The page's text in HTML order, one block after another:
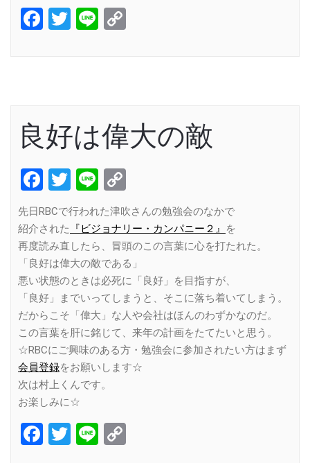
Facebook
Twitter
Line
良好は偉大の敵
Facebook
Twitter
Line
Link
先日RBCで行われた津吹さんの勉強会のなかで
紹介された
『ビジョナリー・カンパニー２』
を
再度読み直したら、冒頭のこの言葉に心を打たれた。
「良好は偉大の敵である」
悪い状態のときは必死に「良好」を目指すが、
「良好」までいってしまうと、そこに落ち着いてしまう。
だからこそ「偉大」な人や会社はほんのわずかなのだ。
この言葉を肝に銘じて、来年の計画をたてたいと思う。
☆RBCにご興味のある方・勉強会に参加されたい方はまず
会員登録をお願いします☆
次は村上くんです。
お楽しみに☆
Facebook
Twitter
Line